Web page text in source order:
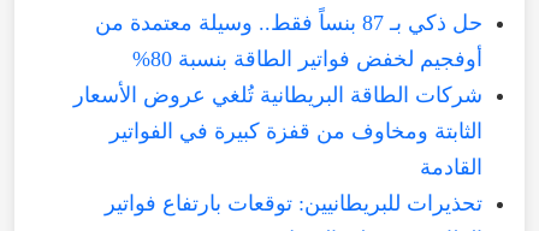
حل ذكي بـ 87 بنساً فقط.. وسيلة معتمدة من
أوفجيم لخفض فواتير الطاقة بنسبة 80%
شركات الطاقة البريطانية تُلغي عروض الأسعار
الثابتة ومخاوف من قفزة كبيرة في الفواتير
القادمة
تحذيرات للبريطانيين: توقعات بارتفاع فواتير